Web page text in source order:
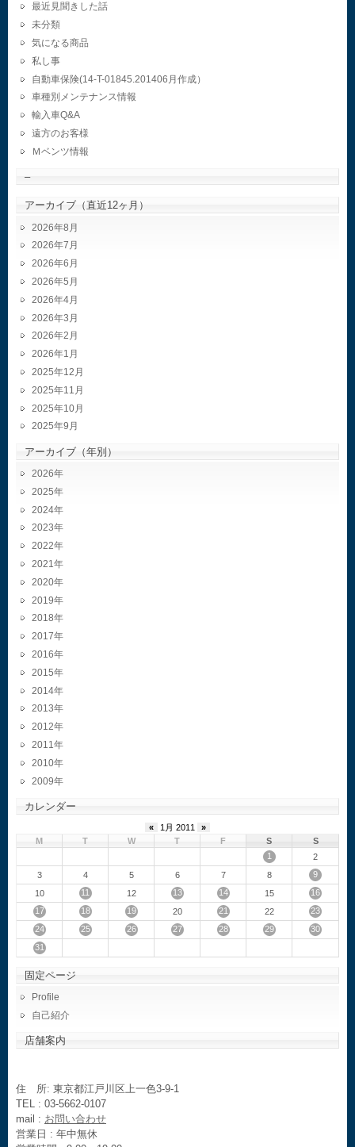
最近見聞きした話
未分類
気になる商品
私し事
自動車保険(14-T-01845.201406月作成）
車種別メンテナンス情報
輸入車Q&A
遠方のお客様
Ｍベンツ情報
–
アーカイブ（直近12ヶ月）
2026年8月
2026年7月
2026年6月
2026年5月
2026年4月
2026年3月
2026年2月
2026年1月
2025年12月
2025年11月
2025年10月
2025年9月
アーカイブ（年別）
2026
2025
2024
2023
2022
2021
2020
2019
2018
2017
2016
2015
2014
2013
2012
2011
2010
2009
カレンダー
« 1月 2011
»
M
T W T F S
S
1
2
3
4 5 6 7 8
9
10
11 12 13 14 15
16
17
18 19 20 21 22
23
24
25 26 27 28 29
30
31
固定ページ
Profile
自己紹介
店舗案内
住 所: 東京都江戸川区上一色3-9-1
TEL : 03-5662-0107
mail : お問い合わせ
営業日 : 年中無休